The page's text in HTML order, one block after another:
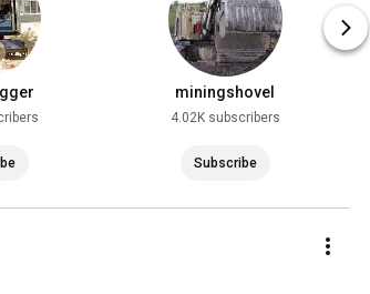
miningshovel
4.02K subscribers
Subscribe